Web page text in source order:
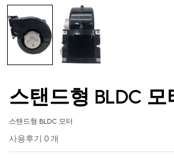
스탠드형 BLDC 모
스탠드형 BLDC 모터
사용후기 0 개